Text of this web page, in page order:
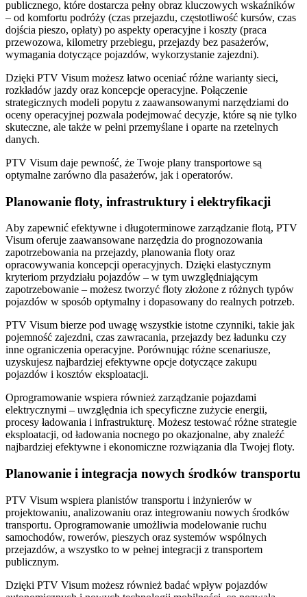
publicznego, które dostarcza pełny obraz kluczowych wskaźników
– od komfortu podróży (czas przejazdu, częstotliwość kursów, czas
dojścia pieszo, opłaty) po aspekty operacyjne i koszty (praca
przewozowa, kilometry przebiegu, przejazdy bez pasażerów,
wymagania dotyczące pojazdów, wykorzystanie zajezdni).
Dzięki PTV Visum możesz łatwo oceniać różne warianty sieci,
rozkładów jazdy oraz koncepcje operacyjne. Połączenie
strategicznych modeli popytu z zaawansowanymi narzędziami do
oceny operacyjnej pozwala podejmować decyzje, które są nie tylko
skuteczne, ale także w pełni przemyślane i oparte na rzetelnych
danych.
PTV Visum daje pewność, że Twoje plany transportowe są
optymalne zarówno dla pasażerów, jak i operatorów.
Planowanie floty, infrastruktury i elektryfikacji
Aby zapewnić efektywne i długoterminowe zarządzanie flotą, PTV
Visum oferuje zaawansowane narzędzia do prognozowania
zapotrzebowania na przejazdy, planowania floty oraz
opracowywania koncepcji operacyjnych. Dzięki elastycznym
kryteriom przydziału pojazdów – w tym uwzględniającym
zapotrzebowanie – możesz tworzyć floty złożone z różnych typów
pojazdów w sposób optymalny i dopasowany do realnych potrzeb.
PTV Visum bierze pod uwagę wszystkie istotne czynniki, takie jak
pojemność zajezdni, czas zawracania, przejazdy bez ładunku czy
inne ograniczenia operacyjne. Porównując różne scenariusze,
uzyskujesz najbardziej efektywne opcje dotyczące zakupu
pojazdów i kosztów eksploatacji.
Oprogramowanie wspiera również zarządzanie pojazdami
elektrycznymi – uwzględnia ich specyficzne zużycie energii,
procesy ładowania i infrastrukturę. Możesz testować różne strategie
eksploatacji, od ładowania nocnego po okazjonalne, aby znaleźć
najbardziej efektywne i ekonomiczne rozwiązania dla Twojej floty.
Planowanie i integracja nowych środków transportu
PTV Visum wspiera planistów transportu i inżynierów w
projektowaniu, analizowaniu oraz integrowaniu nowych środków
transportu. Oprogramowanie umożliwia modelowanie ruchu
samochodów, rowerów, pieszych oraz systemów wspólnych
przejazdów, a wszystko to w pełnej integracji z transportem
publicznym.
Dzięki PTV Visum możesz również badać wpływ pojazdów